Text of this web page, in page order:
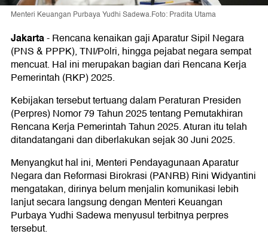
Menteri Keuangan Purbaya Yudhi Sadewa.Foto: Pradita Utama
Jakarta-Rencana kenaikan gaji Aparatur Sipil Negara
(PNS & PPPK), TNI/Polri, hingga pejabat negara sempat
mencuat. Hal ini merupakan bagian dari Rencana Kerja
Pemerintah (RKP) 2025.
Kebijakan tersebut tertuang dalam Peraturan Presiden
(Perpres) Nomor 79 Tahun 2025 tentang Pemutakhiran
Rencana Kerja Pemerintah Tahun 2025. Aturan itu telah
ditandatangani dan diberlakukan sejak 30 Juni 2025.
Menyangkut hal ini, Menteri Pendayagunaan Aparatur
Negara dan Reformasi Birokrasi (PANRB) Rini Widyantini
mengatakan, dirinya belum menjalin komunikasi lebih
lanjut secara langsung dengan Menteri Keuangan
Purbaya Yudhi Sadewa menyusul terbitnya perpres
tersebut.